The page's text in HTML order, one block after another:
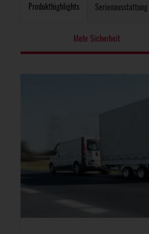
Produkthighlights Serienausstattung
Mehr Sicherheit